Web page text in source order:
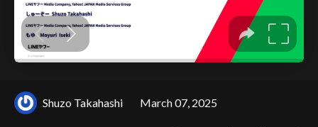
Shuzo Takahashi March 07, 2025